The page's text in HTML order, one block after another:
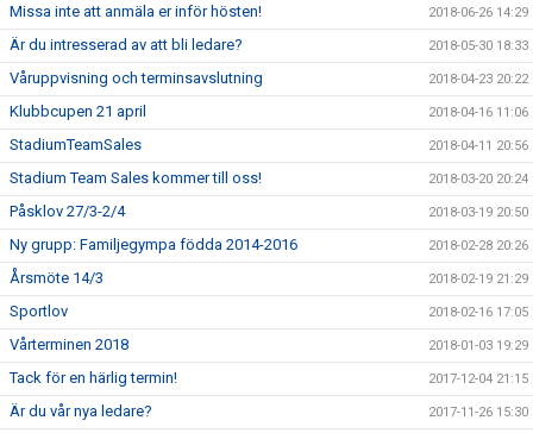
Missa inte att anmäla er inför hösten! 2018-06-26 14:29
Är du intresserad av att bli ledare? 2018-05-30 18:33
Våruppvisning och terminsavslutning 2018-04-23 20:22
Klubbcupen 21 april 2018-04-16 11:06
StadiumTeamSales 2018-04-11 20:56
Stadium Team Sales kommer till oss! 2018-03-20 20:24
Påsklov 27/3-2/4 2018-03-19 20:50
Ny grupp: Familjegympa födda 2014-2016 2018-02-28 20:26
Årsmöte 14/3 2018-02-19 21:29
Sportlov 2018-02-16 17:05
Vårterminen 2018 2018-01-03 19:29
Tack för en härlig termin! 2017-12-04 21:15
Är du vår nya ledare? 2017-11-26 15:30